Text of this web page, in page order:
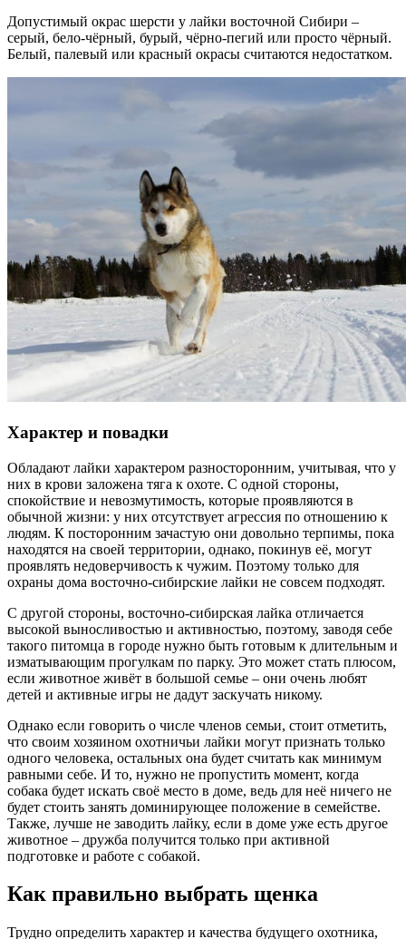
Допустимый окрас шерсти у лайки восточной Сибири –
серый, бело-чёрный, бурый, чёрно-пегий или просто чёрный.
Белый, палевый или красный окрасы считаются недостатком.
Характер и повадки
Обладают лайки характером разносторонним, учитывая, что у
них в крови заложена тяга к охоте. С одной стороны,
спокойствие и невозмутимость, которые проявляются в
обычной жизни: у них отсутствует агрессия по отношению к
людям. К посторонним зачастую они довольно терпимы, пока
находятся на своей территории, однако, покинув её, могут
проявлять недоверчивость к чужим. Поэтому только для
охраны дома восточно-сибирские лайки не совсем подходят.
С другой стороны, восточно-сибирская лайка отличается
высокой выносливостью и активностью, поэтому, заводя себе
такого питомца в городе нужно быть готовым к длительным и
изматывающим прогулкам по парку. Это может стать плюсом,
если животное живёт в большой семье – они очень любят
детей и активные игры не дадут заскучать никому.
Однако если говорить о числе членов семьи, стоит отметить,
что своим хозяином охотничьи лайки могут признать только
одного человека, остальных она будет считать как минимум
равными себе. И то, нужно не пропустить момент, когда
собака будет искать своё место в доме, ведь для неё ничего не
будет стоить занять доминирующее положение в семействе.
Также, лучше не заводить лайку, если в доме уже есть другое
животное – дружба получится только при активной
подготовке и работе с собакой.
Как правильно выбрать щенка
Трудно определить характер и качества будущего охотника,